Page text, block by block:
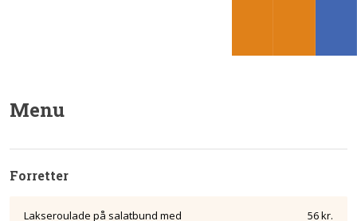
Menu​
Forretter​
Lakseroulade på salatbund med
​56 kr.